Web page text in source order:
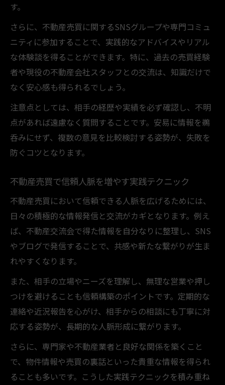
す。
さらに、不動産売買に関するSNSグループや専門コミュ
ニティに参加することで、実践的なアドバイスやリアル
な体験談を得ることができます。特に、過去の売買経験
者や現役の不動産会社スタッフとの交流は、知識だけで
なく安心感も得られるでしょう。
注意点としては、相手の経歴や実績を必ず確認し、不明
点があれば遠慮なく質問することです。安易に情報を鵜
呑みにせず、複数の意見を比較検討する姿勢が、失敗を
防ぐコツとなります。
不動産売買で信頼人脈を増やす実践テクニック
不動産売買において信頼できる人脈を広げるためには、
日々の積極的な情報発信と交流がカギとなります。例え
ば、不動産交流会で得た情報を自分なりに整理し、SNS
やブログで発信することで、共感や新たな繋がりが生ま
れやすくなります。
また、相手の立場やニーズを理解し、無理な営業や押し
つけを避けることも信頼構築のポイントです。定期的な
連絡や近況報告を心がけ、相手からの相談にも丁寧に対
応する姿勢が、長期的な人脈形成に繋がります。
さらに、専門家や不動産業者と良好な関係を築くこと
で、物件情報や売買の裏話といった貴重な情報を得られ
ることも多いです。こうした実践テクニックを積み重ね